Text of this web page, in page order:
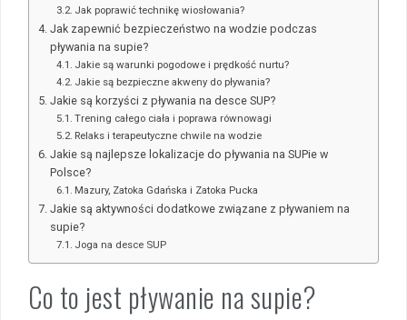
Jak poprawić technikę wiosłowania?
Jak zapewnić bezpieczeństwo na wodzie podczas
pływania na supie?
Jakie są warunki pogodowe i prędkość nurtu?
Jakie są bezpieczne akweny do pływania?
Jakie są korzyści z pływania na desce SUP?
Trening całego ciała i poprawa równowagi
Relaks i terapeutyczne chwile na wodzie
Jakie są najlepsze lokalizacje do pływania na SUPie w
Polsce?
Mazury, Zatoka Gdańska i Zatoka Pucka
Jakie są aktywności dodatkowe związane z pływaniem na
supie?
Joga na desce SUP
Co to jest pływanie na supie?